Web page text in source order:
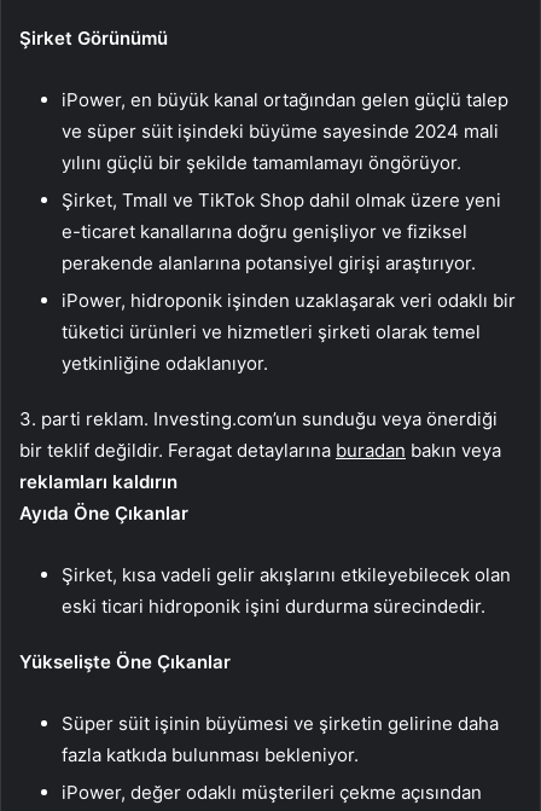
Şirket Görünümü
iPower, en büyük kanal ortağından gelen güçlü talep
ve süper süit işindeki büyüme sayesinde 2024 mali
yılını güçlü bir şekilde tamamlamayı öngörüyor.
Şirket, Tmall ve TikTok Shop dahil olmak üzere yeni
e-ticaret kanallarına doğru genişliyor ve fiziksel
perakende alanlarına potansiyel girişi araştırıyor.
iPower, hidroponik işinden uzaklaşarak veri odaklı bir
tüketici ürünleri ve hizmetleri şirketi olarak temel
yetkinliğine odaklanıyor.
3. parti reklam. Investing.com’un sunduğu veya önerdiği
bir teklif değildir. Feragat detaylarına buradan bakın veya
reklamları kaldırın
Ayıda Öne Çıkanlar
Şirket, kısa vadeli gelir akışlarını etkileyebilecek olan
eski ticari hidroponik işini durdurma sürecindedir.
Yükselişte Öne Çıkanlar
Süper süit işinin büyümesi ve şirketin gelirine daha
fazla katkıda bulunması bekleniyor.
iPower, değer odaklı müşterileri çekme açısından